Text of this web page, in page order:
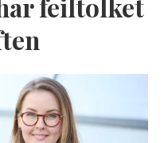
feiltolket